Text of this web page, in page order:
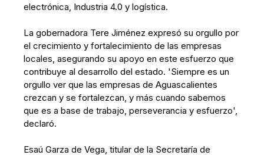
electrónica, Industria 4.0 y logística.
La gobernadora Tere Jiménez expresó su orgullo por
el crecimiento y fortalecimiento de las empresas
locales, asegurando su apoyo en este esfuerzo que
contribuye al desarrollo del estado. 'Siempre es un
orgullo ver que las empresas de Aguascalientes
crezcan y se fortalezcan, y más cuando sabemos
que es a base de trabajo, perseverancia y esfuerzo',
declaró.
Esaú Garza de Vega, titular de la Secretaría de